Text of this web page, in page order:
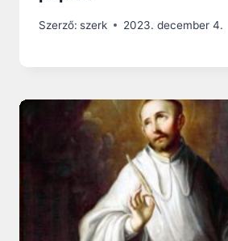
Szerző: szerk 2023. december 4.